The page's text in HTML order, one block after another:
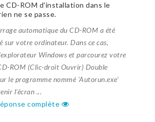
CD-ROM d'installation dans le
ne se passe.
automatique du CD-ROM a été
sur votre ordinateur. Dans ce cas,
Windows et parcourez votre
ROM (Clic-droit Ouvrir) Double
le programme nommé 'Autorun.exe'
l'écran ...
complète